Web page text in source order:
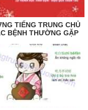
TIẾNG TRUNG CHỦ
BỆNH THƯỜNG GẶP